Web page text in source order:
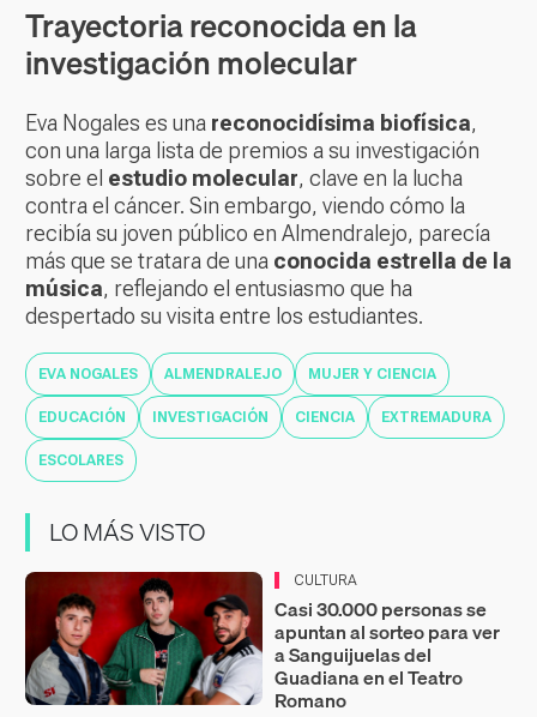
Trayectoria reconocida en la
investigación molecular
Eva Nogales es una reconocidísima biofísica,
con una larga lista de premios a su investigación
sobre el estudio molecular, clave en la lucha
contra el cáncer. Sin embargo, viendo cómo la
recibía su joven público en Almendralejo, parecía
más que se tratara de una conocida estrella de la
música, reflejando el entusiasmo que ha
despertado su visita entre los estudiantes.
EVA NOGALES ALMENDRALEJO MUJER Y CIENCIA
EDUCACIÓN INVESTIGACIÓN CIENCIA EXTREMADURA
ESCOLARES
LO MÁS VISTO
CULTURA
Casi 30.000 personas se
apuntan al sorteo para ver
a Sanguijuelas del
Guadiana en el Teatro
Romano